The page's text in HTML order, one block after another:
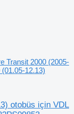
Transit 2000 (2005-
12.13)
otobüs için VDL